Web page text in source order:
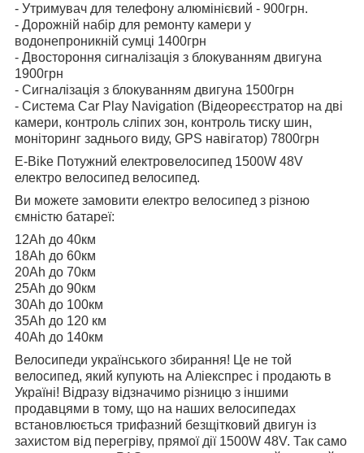
- Утримувач для телефону алюмінієвий - 900грн.
- Дорожній набір для ремонту камери у
водонепроникній сумці 1400грн
- Двостороння сигналізація з блокуванням двигуна
1900грн
- Сигналізація з блокуванням двигуна 1500грн
- Система Car Play Navigation (Відеореєстратор на дві
камери, контроль сліпих зон, контроль тиску шин,
моніторинг заднього виду, GPS навігатор) 7800грн
E-Bike Потужний електровелосипед 1500W 48V
електро велосипед велосипед.
Ви можете замовити електро велосипед з різною
ємністю батареї:
12Ah до 40км
18Ah до 60км
20Ah до 70км
25Ah до 90км
30Ah до 100км
35Ah до 120 км
40Ah до 140км
Велосипеди українського збирання! Це не той
велосипед, який купують на Аліекспрес і продають в
Україні! Відразу відзначимо різницю з іншими
продавцями в тому, що на наших велосипедах
встановлюється трифазний безщітковий двигун із
захистом від перегріву, прямої дії 1500W 48V. Так само